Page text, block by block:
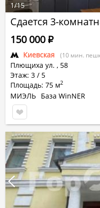
Сдается 3-
Киевская (10 мин.
Плющиха ул. , 58
Этаж: 3 / 5
Площадь: 75 м2
150 000Р
МИЭЛЬ База WinNER
1/15